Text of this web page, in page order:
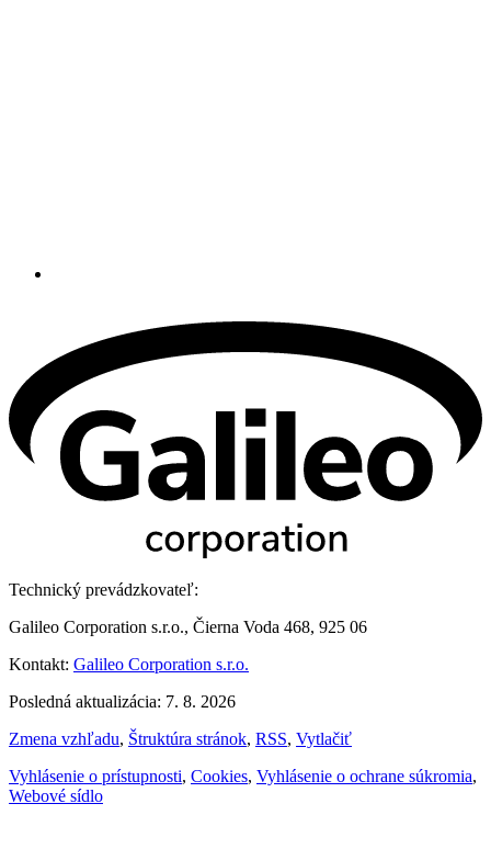
Technický prevádzkovateľ:
Galileo Corporation s.r.o., Čierna Voda 468, 925 06
Kontakt: Galileo Corporation s.r.o.
Posledná aktualizácia: 7. 8. 2026
Zmena vzhľadu, Štruktúra stránok, RSS, Vytlačiť
Vyhlásenie o prístupnosti, Cookies, Vyhlásenie o ochrane súkromia,
Webové sídlo